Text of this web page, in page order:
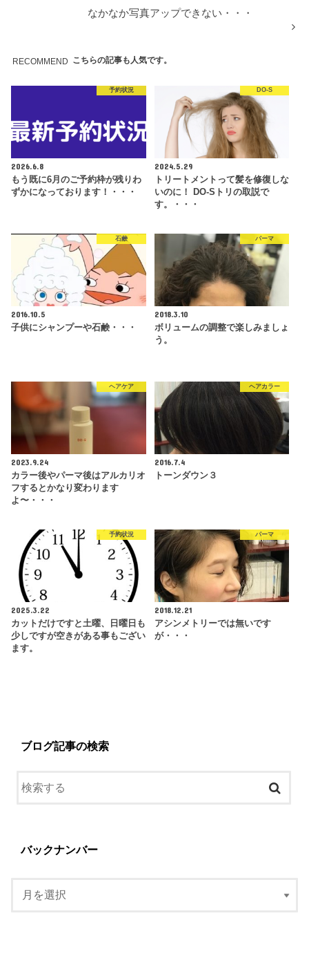
なかなか写真アップできない・・・
RECOMMEND こちらの記事も人気です。
予約状況
2026.6.8
もう既に6月のご予約枠が残りわ
ずかになっております！・・・
DO-S
2024.5.29
トリートメントって髪を修復しな
いのに！ DO-Sトリの取説で
す。・・・
石鹸
2016.10.5
子供にシャンプーや石鹸・・・
パーマ
2018.3.10
ボリュームの調整で楽しみましょ
う。
ヘアケア
2023.9.24
カラー後やパーマ後はアルカリオ
フするとかなり変わります
よ〜・・・
ヘアカラー
2016.7.4
トーンダウン３
予約状況
2025.3.22
カットだけですと土曜、日曜日も
少しですが空きがある事もござい
ます。
パーマ
2018.12.21
アシンメトリーでは無いです
が・・・
ブログ記事の検索
バックナンバー